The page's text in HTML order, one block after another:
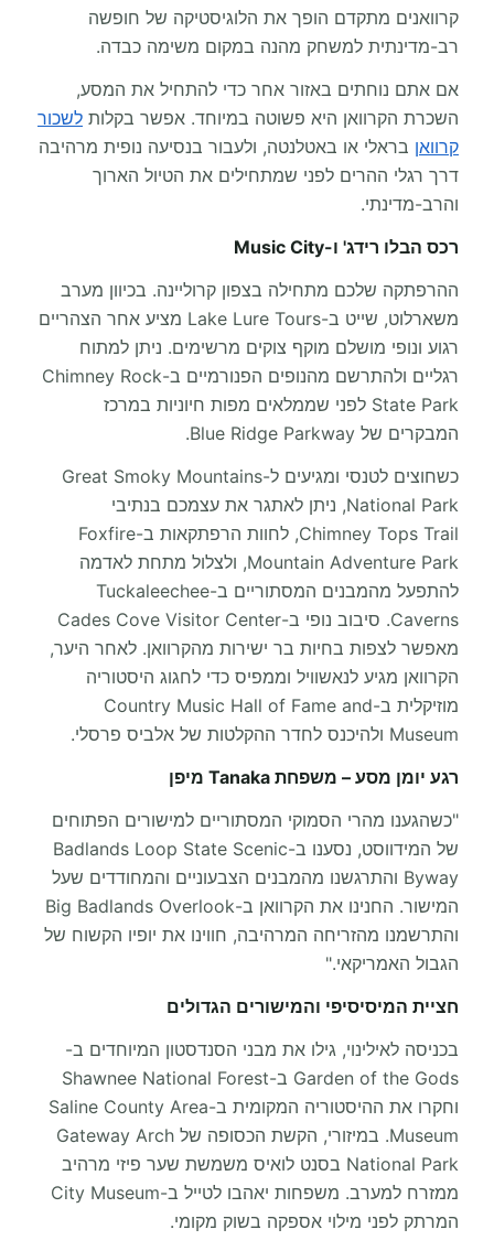
קרוואנים מתקדם הופך את הלוגיסטיקה של חופשה
רב-מדינתית למשחק מהנה במקום משימה כבדה.
אם אתם נוחתים באזור אחר כדי להתחיל את המסע,
השכרת הקרוואן היא פשוטה במיוחד. אפשר בקלות לשכור
קרוואן בראלי או באטלנטה, ולעבור בנסיעה נופית מרהיבה
דרך רגלי ההרים לפני שמתחילים את הטיול הארוך
והרב-מדינתי.
רכס הבלו רידג' ו-Music City
ההרפתקה שלכם מתחילה בצפון קרוליינה. בכיוון מערב
משארלוט, שייט ב-Lake Lure Tours מציע אחר הצהריים
רגוע ונופי מושלם מוקף צוקים מרשימים. ניתן למתוח
רגליים ולהתרשם מהנופים הפנורמיים ב-Chimney Rock
State Park לפני שממלאים מפות חיוניות במרכז
המבקרים של Blue Ridge Parkway.
כשחוצים לטנסי ומגיעים ל-Great Smoky Mountains
National Park, ניתן לאתגר את עצמכם בנתיבי
Chimney Tops Trail, לחוות הרפתקאות ב-Foxfire
Mountain Adventure Park, ולצלול מתחת לאדמה
להתפעל מהמבנים המסתוריים ב-Tuckaleechee
Caverns. סיבוב נופי ב-Cades Cove Visitor Center
מאפשר לצפות בחיות בר ישירות מהקרוואן. לאחר היער,
הקרוואן מגיע לנאשוויל וממפיס כדי לחגוג היסטוריה
מוזיקלית ב-Country Music Hall of Fame and
Museum ולהיכנס לחדר ההקלטות של אלביס פרסלי.
רגע יומן מסע – משפחת Tanaka מיפן
"כשהגענו מהרי הסמוקי המסתוריים למישורים הפתוחים
של המידווסט, נסענו ב-Badlands Loop State Scenic
Byway והתרגשנו מהמבנים הצבעוניים והמחודדים שעל
המישור. החנינו את הקרוואן ב-Big Badlands Overlook
והתרשמנו מהזריחה המרהיבה, חווינו את יופיו הקשוח של
הגבול האמריקאי."
חציית המיסיסיפי והמישורים הגדולים
בכניסה לאילינוי, גילו את מבני הסנדסטון המיוחדים ב-
Garden of the Gods ב-Shawnee National Forest
וחקרו את ההיסטוריה המקומית ב-Saline County Area
Museum. במיזורי, הקשת הכסופה של Gateway Arch
National Park בסנט לואיס משמשת שער פיזי מרהיב
ממזרח למערב. משפחות יאהבו לטייל ב-City Museum
המרתק לפני מילוי אספקה בשוק מקומי.